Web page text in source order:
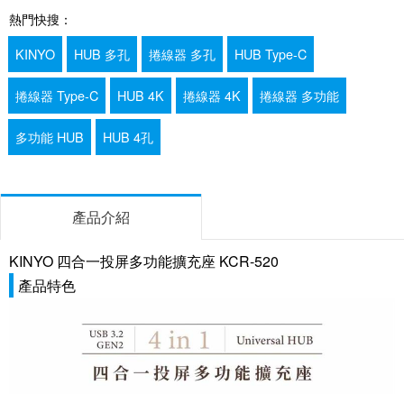
熱門快搜：
KINYO
HUB 多孔 捲線器 多孔 HUB Type-C
捲線器 Type-C HUB 4K 捲線器 4K 捲線器 多功能
多功能 HUB HUB 4孔
產品介紹
KINYO 四合一投屏多功能擴充座 KCR-520
產品特色